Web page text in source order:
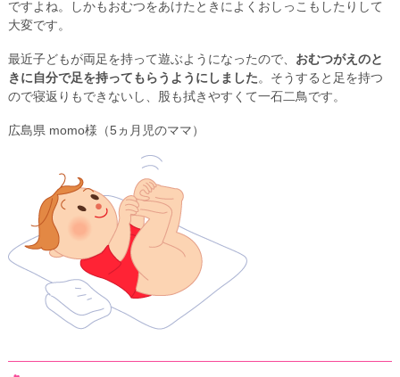
ですよね。しかもおむつをあけたときによくおしっこもしたりして
大変です。
最近子どもが両足を持って遊ぶようになったので、 おむつがえのと
きに自分で足を持ってもらうようにしました。そうすると足を持つ
ので寝返りもできないし、股も拭きやすくて一石二鳥です。
広島県 momo様（5ヵ月児のママ）